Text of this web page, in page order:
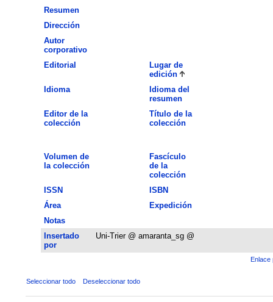
Resumen
Dirección
Autor
corporativo
Editorial
Lugar de
edición
Idioma
Idioma del
resumen
Editor de la
colección
Título de la
colección
Volumen de
la colección
Fascículo
de la
colección
ISSN
ISBN
Área
Expedición
Notas
Insertado
por
Uni-Trier @ amaranta_sg @
Enlace
Seleccionar todo Deseleccionar todo